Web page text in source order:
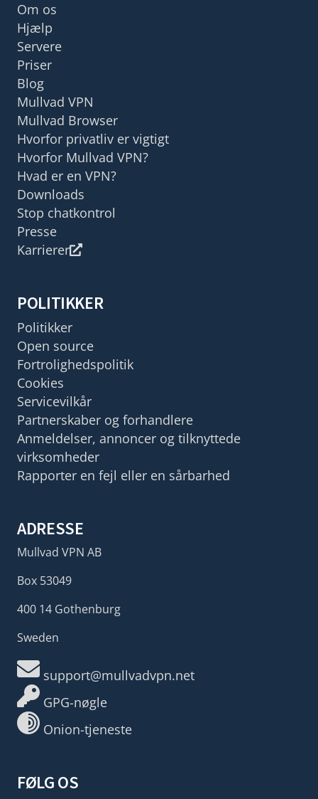
Om os
Hjælp
Servere
Priser
Blog
Mullvad VPN
Mullvad Browser
Hvorfor privatliv er vigtigt
Hvorfor Mullvad VPN?
Hvad er en VPN?
Downloads
Stop chatkontrol
Presse
Karrierer
POLITIKKER
Politikker
Open source
Fortrolighedspolitik
Cookies
Servicevilkår
Partnerskaber og forhandlere
Anmeldelser, annoncer og tilknyttede
virksomheder
Rapporter en fejl eller en sårbarhed
ADRESSE
Mullvad VPN AB
Box 53049
400 14 Gothenburg
Sweden
support@mullvadvpn.net
GPG-nøgle
Onion-tjeneste
FØLG OS